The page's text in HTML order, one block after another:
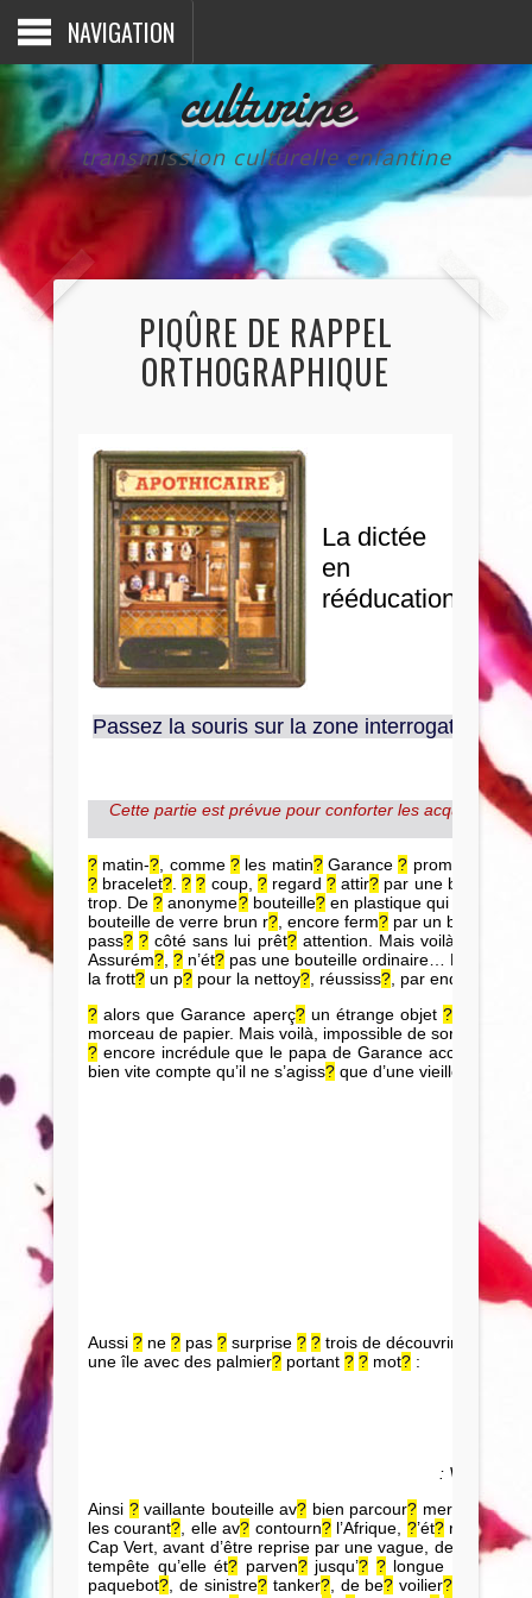
NAVIGATION
culturine
transmission culturelle enfantine
PIQÛRE DE RAPPEL
ORTHOGRAPHIQUE